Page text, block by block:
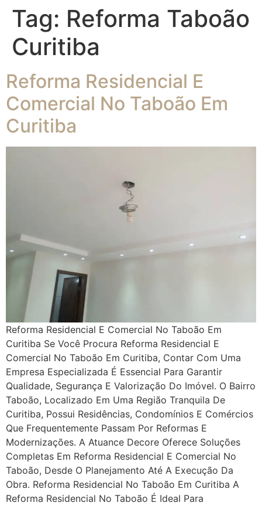
Tag: Reforma Taboão
Curitiba
Reforma Residencial E
Comercial No Taboão Em
Curitiba
Reforma Residencial E Comercial No Taboão Em
Curitiba Se Você Procura Reforma Residencial E
Comercial No Taboão Em Curitiba, Contar Com Uma
Empresa Especializada É Essencial Para Garantir
Qualidade, Segurança E Valorização Do Imóvel. O Bairro
Taboão, Localizado Em Uma Região Tranquila De
Curitiba, Possui Residências, Condomínios E Comércios
Que Frequentemente Passam Por Reformas E
Modernizações. A Atuance Decore Oferece Soluções
Completas Em Reforma Residencial E Comercial No
Taboão, Desde O Planejamento Até A Execução Da
Obra. Reforma Residencial No Taboão Em Curitiba A
Reforma Residencial No Taboão É Ideal Para